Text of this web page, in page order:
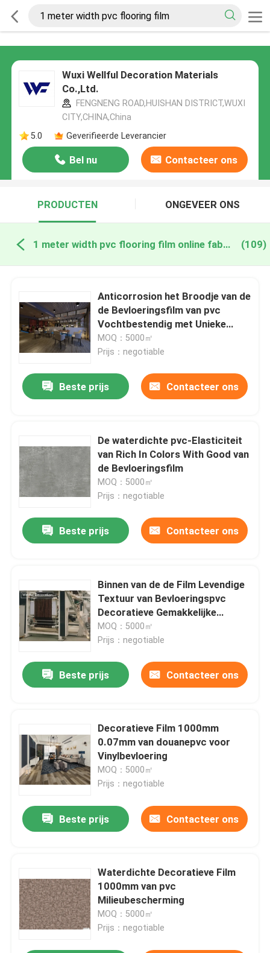
Wuxi Wellful Decoration Materials
Co.,Ltd.
FENGNENG ROAD,HUISHAN DISTRICT,WUXI
CITY,CHINA,China
5.0
Geverifieerde Leverancier
Bel nu Contacteer ons
PRODUCTEN ONGEVEER ONS
1 meter width pvc flooring film online fabricage (109)
Anticorrosion het Broodje van de
de Bevloeringsfilm van pvc
Vochtbestendig met Unieke
Patronen en Texturen
MOQ：5000㎡
Prijs：negotiable
Beste prijs Contacteer ons
De waterdichte pvc-Elasticiteit
van Rich In Colors With Good van
de Bevloeringsfilm
MOQ：5000㎡
Prijs：negotiable
Beste prijs Contacteer ons
Binnen van de de Film Levendige
Textuur van Bevloeringspvc
Decoratieve Gemakkelijke
Schoon
MOQ：5000㎡
Prijs：negotiable
Beste prijs Contacteer ons
Decoratieve Film 1000mm
0.07mm van douanepvc voor
Vinylbevloering
MOQ：5000㎡
Prijs：negotiable
Beste prijs Contacteer ons
Waterdichte Decoratieve Film
1000mm van pvc
Milieubescherming
MOQ：5000㎡
Prijs：negotiable